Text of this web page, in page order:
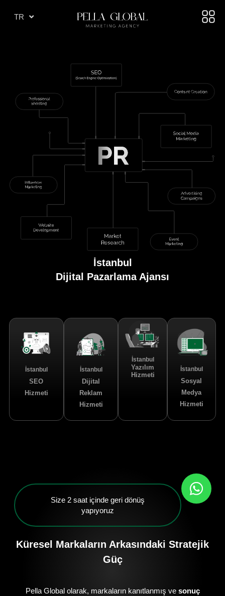
TR
AE
İstanbul
Dijital Pazarlama Ajansı
İstanbul
SEO
Hizmeti
İstanbul
Dijital
Reklam
Hizmeti
İstanbul
Yazılım
Hizmeti
İstanbul
Sosyal
Medya
Hizmeti
Size 2 saat içinde geri dönüş
yapıyoruz
Küresel Markaların Arkasındaki Stratejik
Güç
Pella Global olarak, markaların kanıtlanmış ve sonuç